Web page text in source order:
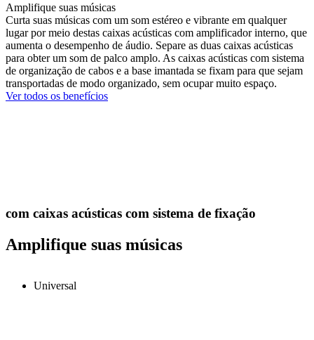
Amplifique suas músicas
Curta suas músicas com um som estéreo e vibrante em qualquer
lugar por meio destas caixas acústicas com amplificador interno, que
aumenta o desempenho de áudio. Separe as duas caixas acústicas
para obter um som de palco amplo. As caixas acústicas com sistema
de organização de cabos e a base imantada se fixam para que sejam
transportadas de modo organizado, sem ocupar muito espaço.
Ver todos os benefícios
com caixas acústicas com sistema de fixação
Amplifique suas músicas
Universal